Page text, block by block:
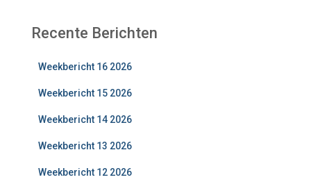
Recente Berichten
Weekbericht 16 2026
Weekbericht 15 2026
Weekbericht 14 2026
Weekbericht 13 2026
Weekbericht 12 2026